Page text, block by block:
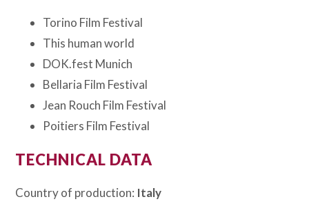
Torino Film Festival
This human world
DOK.fest Munich
Bellaria Film Festival
Jean Rouch Film Festival
Poitiers Film Festival
TECHNICAL DATA
Country of production: Italy